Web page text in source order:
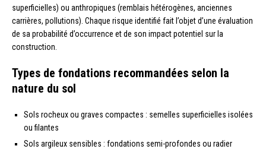
superficielles) ou anthropiques (remblais hétérogènes, anciennes
carrières, pollutions). Chaque risque identifié fait l’objet d’une évaluation
de sa probabilité d’occurrence et de son impact potentiel sur la
construction.
Types de fondations recommandées selon la
nature du sol
Sols rocheux ou graves compactes : semelles superficielles isolées
ou filantes
Sols argileux sensibles : fondations semi-profondes ou radier